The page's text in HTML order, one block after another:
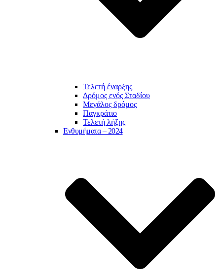
Τελετή έναρξης
Δρόμος ενός Σταδίου
Μεγάλος δρόμος
Παγκράτιο
Τελετή λήξης
Ενθυμήματα – 2024